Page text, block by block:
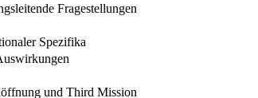
Fragestellungen
Spezifika
und Third Mission